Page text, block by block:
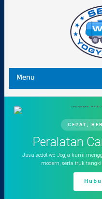
Menu
CEPAT,
Peralatan
Jasa sedot wc Jogja kami
modern, serta truk